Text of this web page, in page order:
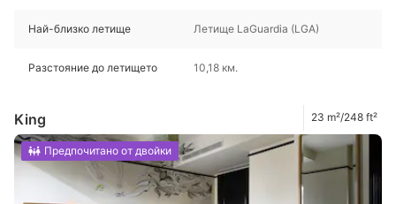
Най-близко летище Летище LaGuardia (LGA)
Разстояние до летището 10,18 км.
King 23 m²/248 ft²
Предпочитано от двойки